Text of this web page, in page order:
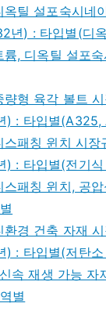
옥틸 설포숙시네
년) : 타입별(디
륨, 디옥틸 설포
량형 육각 볼트
) : 타입별(A325,
스패칭 윈치 시장
) : 타입별(전기
스패칭 윈치, 공
환경 건축 자재
) : 타입별(저탄
속 재생 가능 자
별